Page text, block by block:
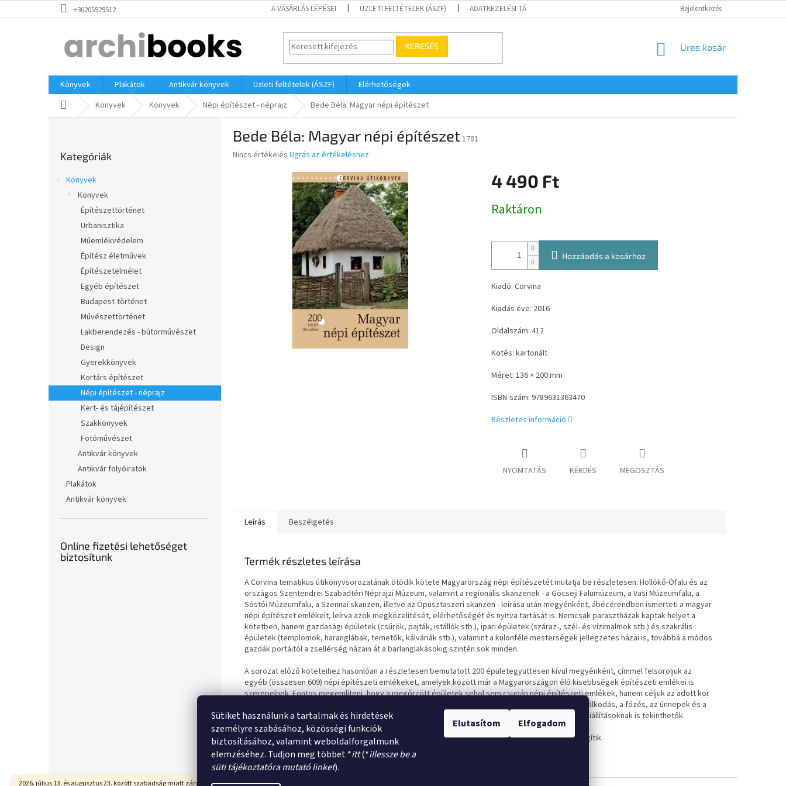
Sütiket használunk a tartalmak és hirdetések
személyre szabásához, közösségi funkciók
biztosításához, valamint weboldalforgalmunk
elemzéséhez. Tudjon meg többet *itt(*illessze be a
süti tájékoztatóra mutató linket).
Elutasítom Elfogadom
a
2026. július 13. és augusztus 23. között szabadság miatt zárva vagyunk. A
+36205929512 A VÁSÁRLÁS LÉPÉSEI ÜZLETI FELTÉTELEK (ÁSZF) ADATKEZELÉSI TÁJÉKOZTATÓ Bejelentkezés
KERESÉS KOSÁR
Üres kosár
Könyvek Plakátok Antikvár könyvek Üzleti feltételek (ÁSZF)
Elérhetőségek
KezdőlapKönyvek Könyvek Népi építészet - néprajz Bede Béla: Magyar népi építészet
átugrása
Kategóriák
Könyvek
Könyvek
Építészettörténet
Urbanisztika
Műemlékvédelem
Építész életművek
Építészetelmélet
Egyéb építészet
Budapest-történet
Művészettörténet
Lakberendezés - bútorművészet
Design
Gyerekkönyvek
Kortárs építészet
Népi építészet - néprajz
Kert- és tájépítészet
Szakkönyvek
Fotóművészet
Antikvár könyvek
Antikvár folyóiratok
Plakátok
Antikvár könyvek
Online fizetési lehetőséget
biztosítunk
Bede Béla: Magyar népi építészet1781
A
Nincs értékelés Ugrás az értékeléshez
4 490 Ft
Raktáron
Hozzáadás a kosárhoz
Kiadó: Corvina
Kiadás éve: 2016
Oldalszám: 412
Kötés: kartonált
Méret: 136 × 200 mm
ISBN-szám: 9789631363470
Részletes információ
NYOMTATÁS KÉRDÉS MEGOSZTÁS
Leírás Beszélgetés
Termék részletes leírása
A Corvina tematikus útikönyvsorozatának ötödik kötete Magyarország népi építészetét mutatja be részletesen: Hollókő-Ófalu és az
országos Szentendrei Szabadtéri Néprajzi Múzeum, valamint a regionális skanzenek - a Göcseji Falumúzeum, a Vasi Múzeumfalu, a
Sóstói Múzeumfalu, a Szennai skanzen, illetve az Ópusztaszeri skanzen - leírása után megyénként, ábécérendben ismerteti a magyar
népi építészet emlékeit, leírva azok megközelítését, elérhetőségét és nyitva tartását is. Nemcsak parasztházak kaptak helyet a
kötetben, hanem gazdasági épületek (csűrök, pajták, istállók stb.), ipari épületek (száraz-, szél- és vízimalmok stb.) és szakrális
épületek (templomok, haranglábak, temetők, kálváriák stb.), valamint a különféle mesterségek jellegzetes házai is, továbbá a módos
gazdák portáitól a zsellérség házain át a barlanglakásokig szintén sok minden.
A sorozat előző köteteihez hasonlóan a részletesen bemutatott 200 épületegyüttesen kívül megyénként, címmel felsoroljuk az
egyéb (összesen 609) népi építészeti emlékeket, amelyek között már a Magyarországon élő kisebbségek építészeti emlékei is
szerepelnek. Fontos megemlíteni, hogy a megőrzött épületek sehol sem csupán népi építészeti emlékek, hanem céljuk az adott kor
népi kultúrájának minél teljesebb bemutatása is. Az épületekben a korabeli bútorokon kívül a gazdálkodás, a főzés, az ünnepek és a
mindennapi élet tárgyait is megtekinthetjük. A népi építészeti emlékek egyben korabeli életmód-kiállításoknak is tekinthetők.
Az útikönyvet 680 színes fotó teszi szemléletessé. A tájékozódást térkép és GPS-koordináták segítik.